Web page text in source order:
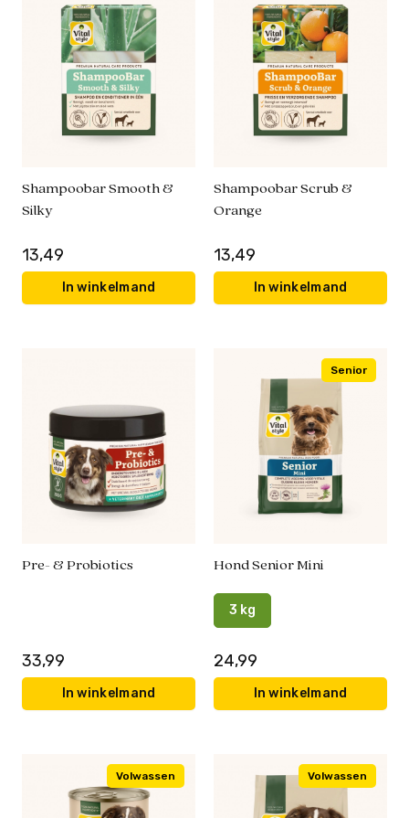
Shampoobar Smooth &
Silky
13,49
In winkelmand
Shampoobar Scrub &
Orange
13,49
In winkelmand
Pre- & Probiotics
33,99
In winkelmand
Senior
Hond Senior Mini
3 kg
24,99
In winkelmand
Volwassen Volwassen